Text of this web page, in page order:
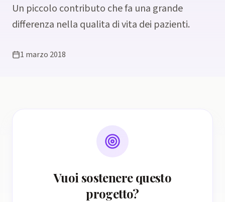
Un piccolo contributo che fa una grande
differenza nella qualita di vita dei pazienti.
1 marzo 2018
Vuoi sostenere questo
progetto?